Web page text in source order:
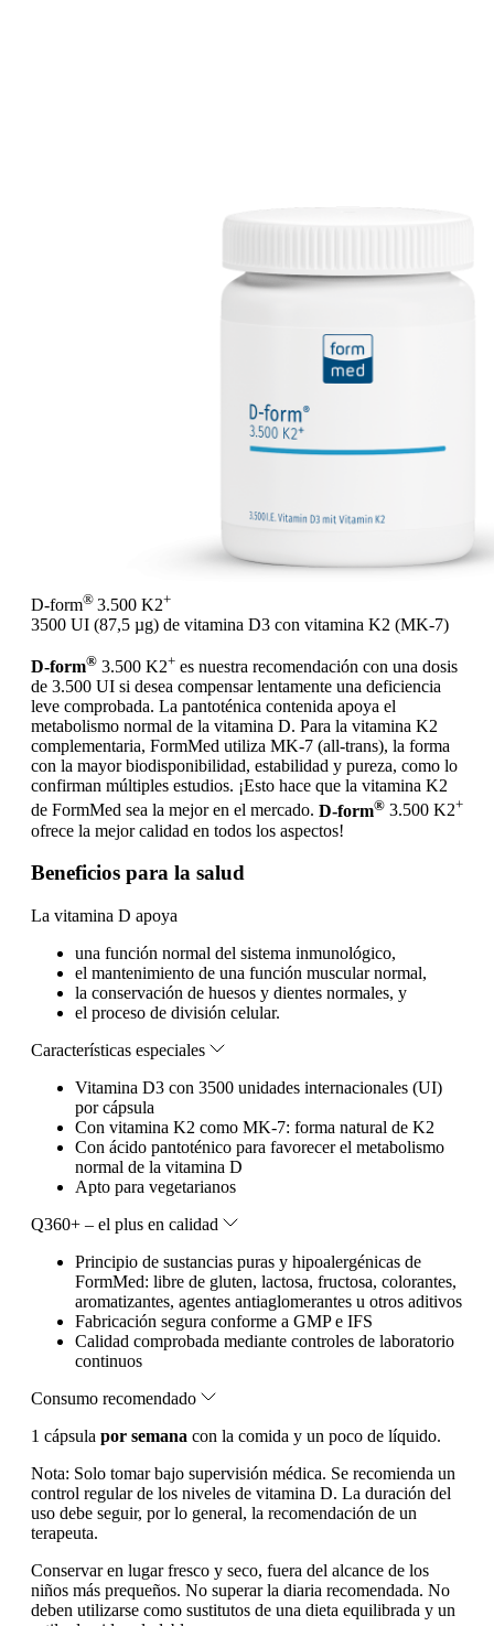
D-form® 3.500 K2+
3500 UI (87,5 µg) de vitamina D3 con vitamina K2 (MK-7)
D-form® 3.500 K2+ es nuestra recomendación con una dosis
de 3.500 UI si desea compensar lentamente una deficiencia
leve comprobada. La pantoténica contenida apoya el
metabolismo normal de la vitamina D. Para la vitamina K2
complementaria, FormMed utiliza MK-7 (all-trans), la forma
con la mayor biodisponibilidad, estabilidad y pureza, como lo
confirman múltiples estudios. ¡Esto hace que la vitamina K2
de FormMed sea la mejor en el mercado. D-form® 3.500 K2+
ofrece la mejor calidad en todos los aspectos!
Beneficios para la salud
La vitamina D apoya
una función normal del sistema inmunológico,
el mantenimiento de una función muscular normal,
la conservación de huesos y dientes normales, y
el proceso de división celular.
Características especiales
Vitamina D3 con 3500 unidades internacionales (UI)
por cápsula
Con vitamina K2 como MK-7: forma natural de K2
Con ácido pantoténico para favorecer el metabolismo
normal de la vitamina D
Apto para vegetarianos
Q360+ – el plus en calidad
Principio de sustancias puras y hipoalergénicas de
FormMed: libre de gluten, lactosa, fructosa, colorantes,
aromatizantes, agentes antiaglomerantes u otros aditivos
Fabricación segura conforme a GMP e IFS
Calidad comprobada mediante controles de laboratorio
continuos
Consumo recomendado
1 cápsula por semana con la comida y un poco de líquido.
Nota: Solo tomar bajo supervisión médica. Se recomienda un
control regular de los niveles de vitamina D. La duración del
uso debe seguir, por lo general, la recomendación de un
terapeuta.
Conservar en lugar fresco y seco, fuera del alcance de los
niños más prequeños. No superar la diaria recomendada. No
deben utilizarse como sustitutos de una dieta equilibrada y un